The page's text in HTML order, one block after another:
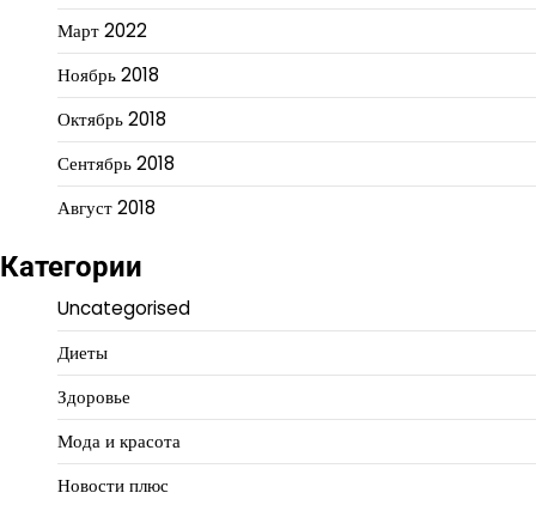
Март 2022
Ноябрь 2018
Октябрь 2018
Сентябрь 2018
Август 2018
Категории
Uncategorised
Диеты
Здоровье
Мода и красота
Новости плюс